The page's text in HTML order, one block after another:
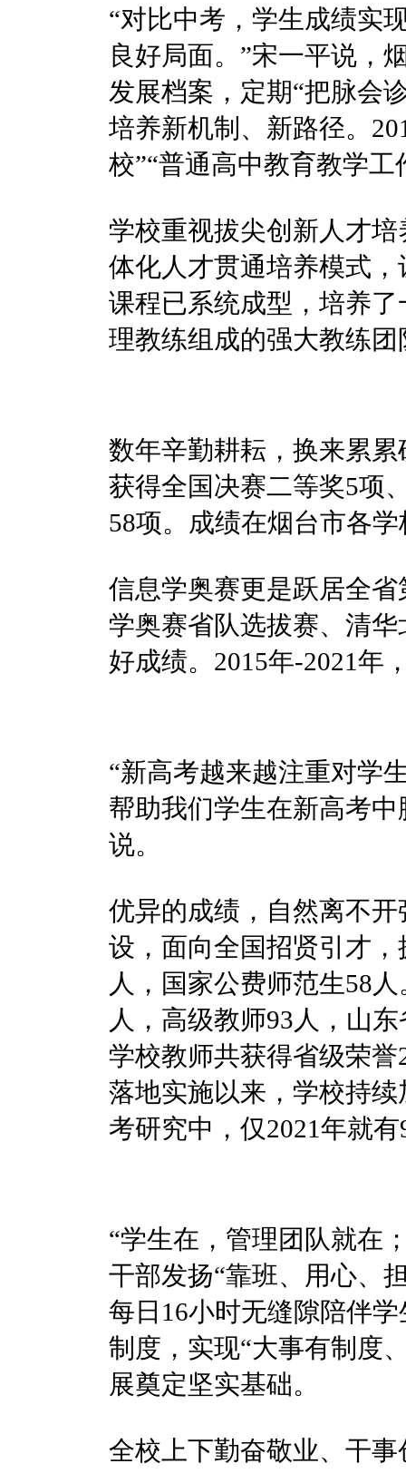
“对比中考，学生成绩实
良好局面。”宋一平说，
发展档案，定期“把脉会
培养新机制、新路径。
校”“普通高中教育教学工
学校重视拔尖创新人才
体化人才贯通培养模式
课程已系统成型，培养
理教练组成的强大教练团
数年辛勤耕耘，换来累
获得全国决赛二等奖5项
58项。成绩在烟台市各
信息学奥赛更是跃居全
学奥赛省队选拔赛、清
好成绩。2015年-2021年
“新高考越来越注重对学
帮助我们学生在新高考
说。
优异的成绩，自然离不
设，面向全国招贤引才
人，国家公费师范生58
人，高级教师93人，山
学校教师共获得省级荣
落地实施以来，学校持
考研究中，仅2021年就
“学生在，管理团队就在
干部发扬“靠班、用心、
每日16小时无缝隙陪伴
制度，实现“大事有制度
展奠定坚实基础。
全校上下勤奋敬业、干